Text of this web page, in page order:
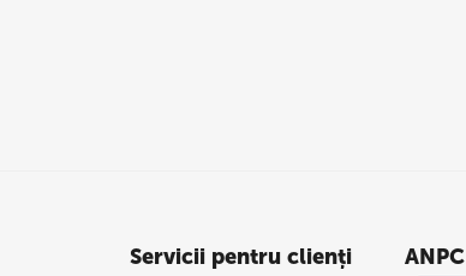
Servicii pentru clienți ANPC